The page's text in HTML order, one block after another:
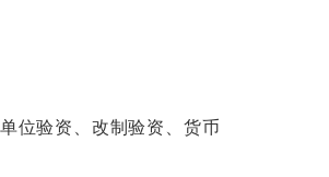
位验资、改制验资、货币